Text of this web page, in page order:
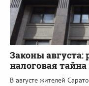
Законы августа:
налоговая
В августе жителей